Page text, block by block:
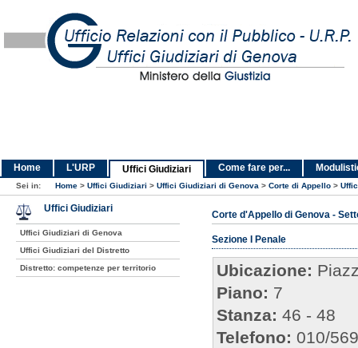
Home L'URP Uffici Giudiziari Come fare per...
Sei in: Home > Uffici Giudiziari > Uffici Giudiziari di Genova > Corte di Appello >
Corte d'Appello di Genova -
Sezione I Penale
Ubicazione:
Piano: 7
Stanza: 46 - 48
Telefono:010/
Uffici Giudiziari
Uffici Giudiziari di Genova
Uffici Giudiziari del Distretto
Distretto: competenze per territorio